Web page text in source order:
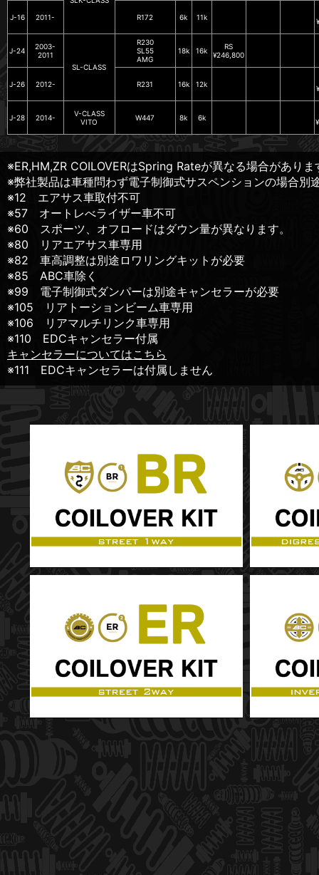
J-16
2011- R172 6k 11k
J-24
2003-
2011
SL-CLASS
R230
SL55
AMG
18k 16k
RS
¥246,800
J-26 2012- R231 16k 12k
J-28 2014-
V-CLASS
VITO
W447 8k 6k
※ER,HM,ZR COILOVERはSpring Rateが異なる場合があり
※弊社製品は車種問わず電子制御式サスペンションの場合別
※12 エアサス車取付不可
※57 オートレべライザー車不可
※60 スポーツ、オフロードはダウン量が異なります。
※80 リアエアサス車専用
※82 車高調整は別途ロワリングキットが必要
※85 ABC車除く
※99 電子制御式ダンパーは別途キャンセラーが必要
※105 リアトーションビーム車専用
※106 リアマルチリンク車専用
※110 EDCキャンセラー付属
キャンセラーについてはこちら
※111 EDCキャンセラーは付属しません